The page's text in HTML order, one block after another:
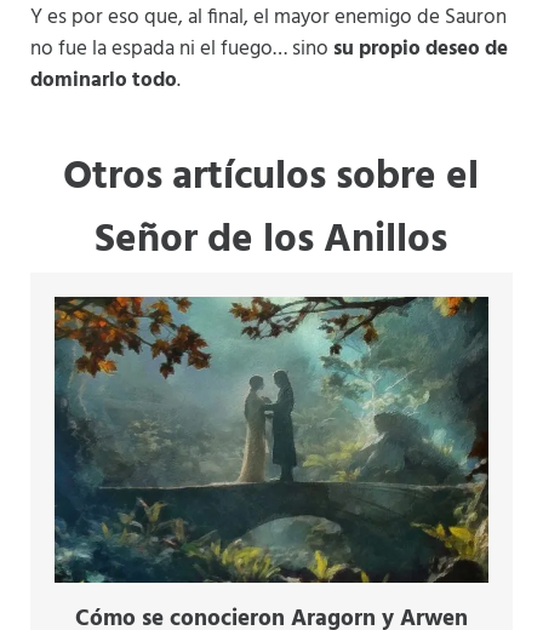
Y es por eso que, al final, el mayor enemigo de Sauron
no fue la espada ni el fuego… sino su propio deseo de
dominarlo todo.
Otros artículos sobre el
Señor de los Anillos
Cómo se conocieron Aragorn y Arwen